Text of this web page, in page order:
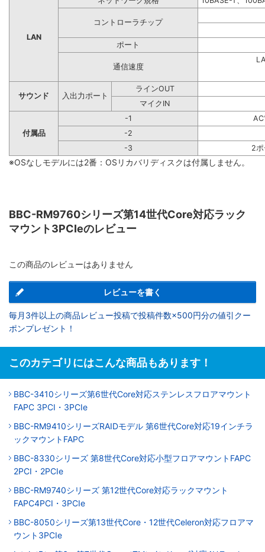
LAN
コントローラチップ
ポート
通信速度
サウンド 入出力ポート
ラインOUT
マイクIN
付属品
-1
-2
-3
2
※OSなしモデルには2番：OSリカバリディスクは付属しません。
BBC-RM9760シリーズ第14世代Core対応ラック
マウント3PCIeのレビュー
この商品のレビューはありません
レビューを書く
毎月3件以上の商品レビュー投稿で投稿件数×500円分の値引クー
ポンプレゼント！
このカテゴリにはこんな商品もあります！
BBC-3410シリーズ第6世代Core対応ステンレスフロアマウント
FAPC 3PCI・3PCIe
BBC-RM9410シリーズRAIDモデル 第6世代Core対応19インチラ
ックマウントFAPC
BBC-8330シリーズ 第8世代Core対応小型フロアマウントFAPC
2PCI・2PCIe
BBC-RM9740シリーズ 第12世代Core対応ラックマウント
FAPC4PCI・3PCIe
BBC-8050シリーズ第13世代Core・12世代Celeron対応フロアマ
ウント3PCIe